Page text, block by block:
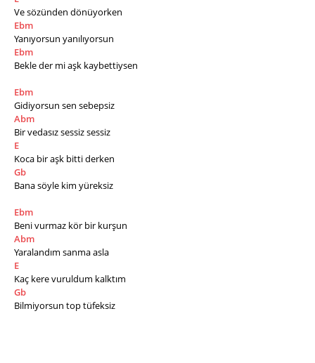
Ve sözünden dönüyorken
Ebm
Yanıyorsun yanılıyorsun
Ebm
Bekle der mi aşk kaybettiysen
Ebm
Gidiyorsun sen sebepsiz
Abm
Bir vedasız sessiz sessiz
E
Koca bir aşk bitti derken
Gb
Bana söyle kim yüreksiz
Ebm
Beni vurmaz kör bir kurşun
Abm
Yaralandım sanma asla
E
Kaç kere vuruldum kalktım
Gb
Bilmiyorsun top tüfeksiz